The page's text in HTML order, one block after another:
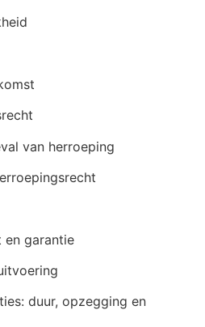
van herroeping
en garantie
duur, opzegging en